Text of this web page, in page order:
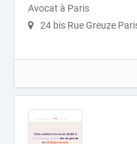
Avocat à Paris
24 bis Rue Greuze